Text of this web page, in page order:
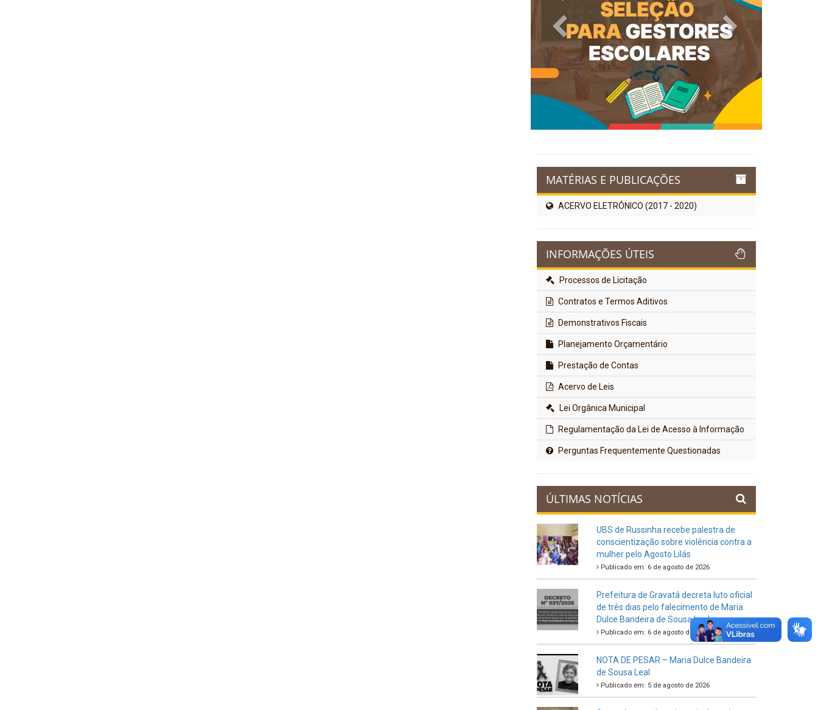
Previous Next
MATÉRIAS E PUBLICAÇÕES
ACERVO ELETRÔNICO (2017 - 2020)
INFORMAÇÕES ÚTEIS
Processos de Licitação
Contratos e Termos Aditivos
Demonstrativos Fiscais
Planejamento Orçamentário
Prestação de Contas
Acervo de Leis
Lei Orgânica Municipal
Regulamentação da Lei de Acesso à Informação
Perguntas Frequentemente Questionadas
ÚLTIMAS NOTÍCIAS
UBS de Russinha recebe palestra de
conscientização sobre violência contra a
mulher pelo Agosto Lilás
Publicado em: 6 de agosto de 2026
Prefeitura de Gravatá decreta luto oficial
de três dias pelo falecimento de Maria
Dulce Bandeira de Sousa Leal
Publicado em: 6 de agosto de 2026
NOTA DE PESAR – Maria Dulce Bandeira
de Sousa Leal
Publicado em: 5 de agosto de 2026